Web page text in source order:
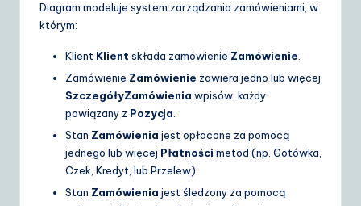
Diagram modeluje system zarządzania zamówieniami, w
którym:
Klient Klient składa zamówienie Zamówienie
Zamówienie Zamówienie zawiera jedno lub więcej
SzczegółyZamówienia wpisów, każdy
powiązany z Pozycja
Stan Zamówienia jest opłacone za pomocą
jednego lub więcej Płatności metod (np. Gotówka,
Czek, Kredyt, lub Przelew).
Stan Zamówienia jest śledzony za pomocą